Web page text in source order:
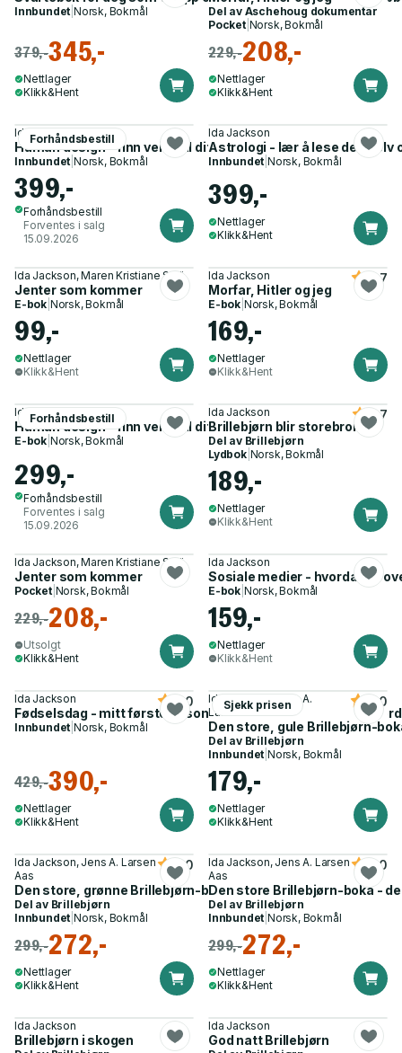
Innbundet |Norsk, Bokmål
379,-345,-
Nettlager
Klikk&Hent
Del av Aschehoug dokumentar
Pocket| Norsk, Bokmål
229,-208,-
Nettlager
Klikk&Hent
Forhåndsbestill
Ida Jackson
Human design - finn veien til ditt indre kompass
Innbundet |Norsk, Bokmål
399,-
Forhåndsbestill
Forventes i salg
15.09.2026
Ida Jackson
Astrologi - lær å lese deg selv
Innbundet |Norsk, Bokmål
399,-
Nettlager
Klikk&Hent
Ida Jackson, Maren Kristiane Solli
Jenter som kommer
E-bok Norsk, Bokmål
99,-
Nettlager
Klikk&Hent
Ida Jackson
Morfar, Hitler og jeg
4.7
E-bok Norsk, Bokmål
169,-
Nettlager
Klikk&Hent
Forhåndsbestill
Ida Jackson
Human design - finn veien til ditt indre kompass
E-bok Norsk, Bokmål
299,-
Forhåndsbestill
Forventes i salg
15.09.2026
Ida Jackson
Brillebjørn blir storebror
3.7
Del av Brillebjørn
Lydbok| Norsk, Bokmål
189,-
Nettlager
Klikk&Hent
Ida Jackson, Maren Kristiane Solli
Jenter som kommer
Pocket| Norsk, Bokmål
229,-208,-
Utsolgt
Klikk&Hent
Ida Jackson
Sosiale medier - hvordan ta
E-bok Norsk, Bokmål
159,-
Nettlager
Klikk&Hent
Ida Jackson
Fødselsdag - mitt første år som mor, eller En reise i
5.0
Innbundet |Norsk, Bokmål
429,-390,-
Nettlager
Klikk&Hent
Sjekk prisen
Ida Jackson, Jens A.
Larsen Aas
Den store, gule Brillebjørn-
4.0
Del av Brillebjørn
Innbundet |Norsk, Bokmål
179,-
Nettlager
Klikk&Hent
Ida Jackson, Jens A. Larsen
Aas
Den store, grønne Brillebjørn-boka - fire bøker i én
5.0
Del av Brillebjørn
Innbundet |Norsk, Bokmål
299,-272,-
Nettlager
Klikk&Hent
Ida Jackson, Jens A. Larsen
Aas
Den store Brillebjørn-boka -
5.0
Del av Brillebjørn
Innbundet |Norsk, Bokmål
299,-272,-
Nettlager
Klikk&Hent
Ida Jackson
Brillebjørn i skogen
Ida Jackson
God natt Brillebjørn